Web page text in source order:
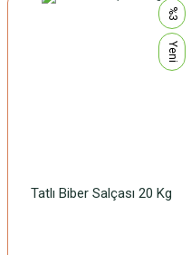
%3
Yeni
Tatlı Biber Salçası 20 Kg